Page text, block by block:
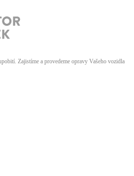
Zajistíme a provedeme opravy Vašeho vozidla